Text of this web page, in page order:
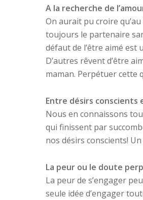
A la recherche de
On aurait pu croire
toujours le partenaire
défaut de l’être aimé est
D’autres rêvent d’être
maman. Perpétuer cette
Entre désirs conscients
Nous en connaissons
qui finissent par
nos désirs conscients!
La peur ou le doute
La peur de s’engager
seule idée d’engager